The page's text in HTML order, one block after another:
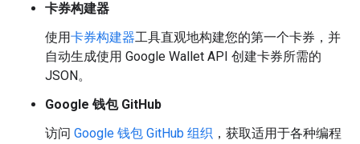
卡券构建器
使用卡券构建器工具直观地构建您的第一个卡券，并
自动生成使用 Google Wallet API 创建卡券所需的
JSON。
Google 钱包 GitHub
访问 Google 钱包 GitHub 组织 ，获取适用于各种编程